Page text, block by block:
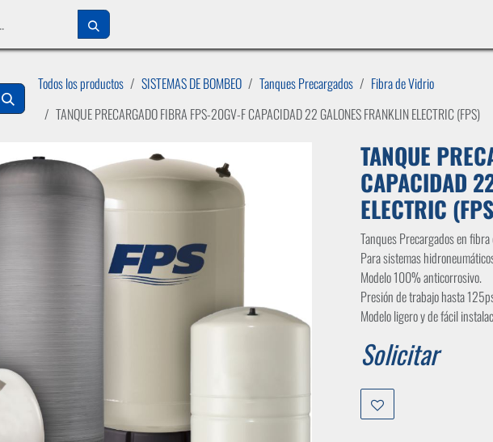
Todos los productos SISTEMAS DE BOMBEO Tanques Precargados
Fibra de Vidrio
TANQUE PRECARGADO FIBRA FPS-20GV-F CAPACIDAD 22 GALONES FRANKLIN ELECTRIC (FPS)
TANQUE
CAPACIDAD
ELECTRIC
Tanques Precargados en
Para sistemas
Modelo 100% anticorrosivo.
Presión de trabajo hasta
Modelo ligero y de fácil
Solicitar